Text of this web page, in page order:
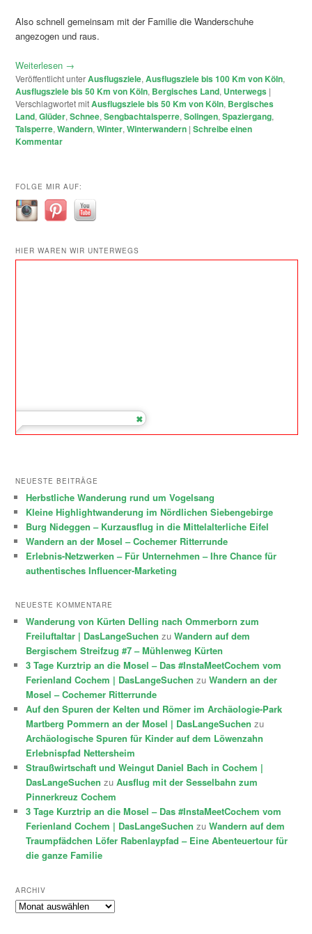
Also schnell gemeinsam mit der Familie die Wanderschuhe
angezogen und raus.
Weiterlesen →
Veröffentlicht unterAusflugsziele,Ausflugsziele bis 100 Km von Köln,
Ausflugsziele bis 50 Km von Köln, Bergisches Land, Unterwegs |
Verschlagwortet mitAusflugsziele bis 50 Km von Köln, Bergisches
Land,Glüder,Schnee,Sengbachtalsperre,Solingen,Spaziergang,
Talsperre,Wandern,Winter,Winterwandern |Schreibe einen
Kommentar
FOLGE MIR AUF:
HIER WAREN WIR UNTERWEGS
NEUESTE BEITRÄGE
Herbstliche Wanderung rund um Vogelsang
Kleine Highlightwanderung im Nördlichen Siebengebirge
Burg Nideggen – Kurzausflug in die Mittelalterliche Eifel
Wandern an der Mosel – Cochemer Ritterrunde
Erlebnis-Netzwerken – Für Unternehmen – Ihre Chance für
authentisches Influencer-Marketing
NEUESTE KOMMENTARE
Wanderung von Kürten Delling nach Ommerborn zum
Freiluftaltar | DasLangeSuchen zuWandern auf dem
Bergischem Streifzug #7 – Mühlenweg Kürten
3 Tage Kurztrip an die Mosel – Das #InstaMeetCochem vom
Ferienland Cochem | DasLangeSuchen zuWandern an der
Mosel – Cochemer Ritterrunde
Auf den Spuren der Kelten und Römer im Archäologie-Park
Martberg Pommern an der Mosel | DasLangeSuchen zu
Archäologische Spuren für Kinder auf dem Löwenzahn
Erlebnispfad Nettersheim
Straußwirtschaft und Weingut Daniel Bach in Cochem |
DasLangeSuchen zuAusflug mit der Sesselbahn zum
Pinnerkreuz Cochem
3 Tage Kurztrip an die Mosel – Das #InstaMeetCochem vom
Ferienland Cochem | DasLangeSuchen zuWandern auf dem
Traumpfädchen Löfer Rabenlaypfad – Eine Abenteuertour für
die ganze Familie
ARCHIV
Archiv